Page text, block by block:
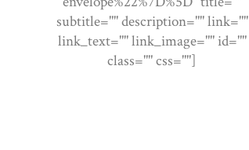
subtitle="" description="" link=""
link_text="" link_image="" id=""
class="" css=""]